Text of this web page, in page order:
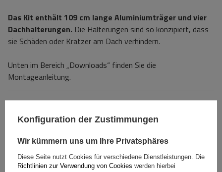
Das Kit enthält 109 cm lange Aluminiumträger und vier
Dachhalterungen. Die Halterungen sind so konzipiert, dass
sie Schäden oder Kratzer am Dach verhindern.
Unten im Bereich „Downloads“ finden Sie die
Montageanleitung.
Spezifikation
Das Produkt passt zu Autos
Lieferung
Konfiguration der Zustimmungen
Wir kümmern uns um Ihre Privatsphäres
Diese Seite nutzt Cookies für verschiedene Dienstleistungen. Die
Richtlinien zur Verwendung von Cookies werden hierbei